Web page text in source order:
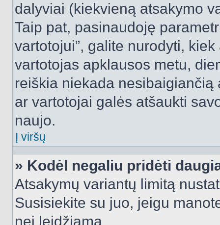
dalyviai (kiekvieną atsakymo
Taip pat, pasinaudoję
vartotojui”, galite nurodyti,
vartotojas apklausos metu,
reiškia niekada
ar vartotojai galės atšaukti
naujo.
Į viršų
» Kodėl negaliu pridėti
Atsakymų variantų limitą
Susisiekite su juo, jeigu
nei leidžiama.